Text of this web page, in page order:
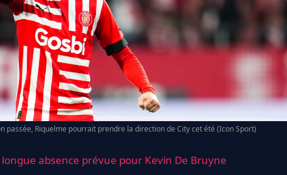
passée, Riquelme pourrait prendre la direction de City cet été (Icon Sport)
absence prévue pour Kevin De Bruyne